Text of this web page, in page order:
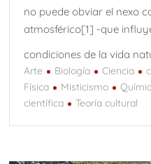
no puede obviar el nexo
atmosférico[1] -que
condiciones de la vida
Arte Biología Ciencia
Física
Misticismo
científica
Teoría cultural